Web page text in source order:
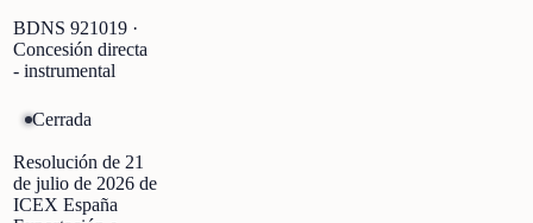
BDNS 921019 ·
Concesión directa
- instrumental
Cerrada
Resolución de 21
de julio de 2026 de
ICEX España